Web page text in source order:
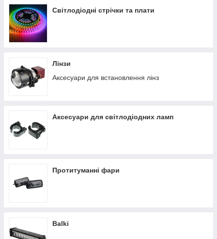
Світлодіодні стрічки та плати
Лінзи
Аксесуари для встановлення лінз
Аксесуари для світлодіодних ламп
Протитуманні фари
Balki